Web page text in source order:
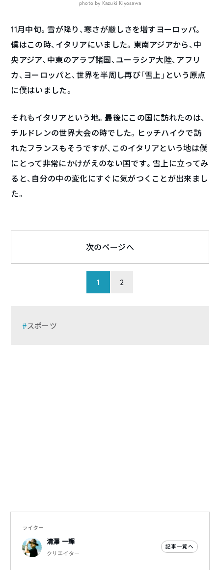
photo by Kazuki Kiyosawa
11月中旬。雪が降り、寒さが厳しさを増すヨーロッパ。
僕はこの時、イタリアにいました。東南アジアから、中
央アジア、中東のアラブ諸国、ユーラシア大陸、アフリ
カ、ヨーロッパと、世界を半周し再び「雪上」という原点
に僕はいました。
それもイタリアという地。最後にこの国に訪れたのは、
チルドレンの世界大会の時でした。ヒッチハイクで訪
れたフランスもそうですが、このイタリアという地は僕
にとって非常にかけがえのない国です。雪上に立ってみ
ると、自分の中の変化にすぐに気がつくことが出来まし
た。
1 2
次のページへ
スポーツ
ライター
清澤 一輝
クリエイター
記事一覧へ